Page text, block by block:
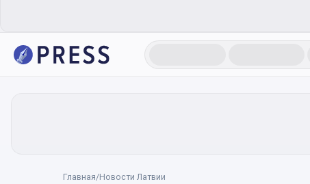
Главная/Новости Латвии